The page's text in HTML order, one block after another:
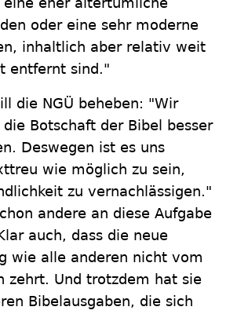
oder eine sehr moderne
inhaltlich aber relativ weit
entfernt sind."
die NGÜ beheben: "Wir
Botschaft der Bibel besser
Deswegen ist es uns
wie möglich zu sein,
zu vernachlässigen."
andere an diese Aufgabe
auch, dass die neue
wie alle anderen nicht vom
zehrt. Und trotzdem hat sie
Bibelausgaben, die sich